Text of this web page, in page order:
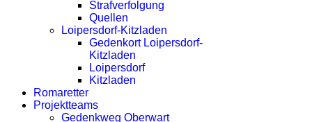
Strafverfolgung
Quellen
Loipersdorf-Kitzladen
Gedenkort Loipersdorf-
Kitzladen
Loipersdorf
Kitzladen
Romaretter
Projektteams
Gedenkweg Oberwart